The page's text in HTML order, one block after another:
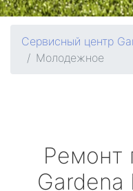
Сервисный центр
Молодежное
Ремонт
Gardena